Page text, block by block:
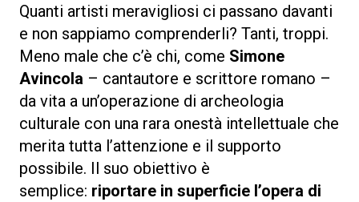
Quanti artisti meravigliosi ci passano davanti
e non sappiamo comprenderli? Tanti, troppi.
Meno male che c’è chi, come Simone
Avincola – cantautore e scrittore romano –
da vita a un’operazione di archeologia
culturale con una rara onestà intellettuale che
merita tutta l’attenzione e il supporto
possibile. Il suo obiettivo è
semplice: riportare in superficie l’opera di